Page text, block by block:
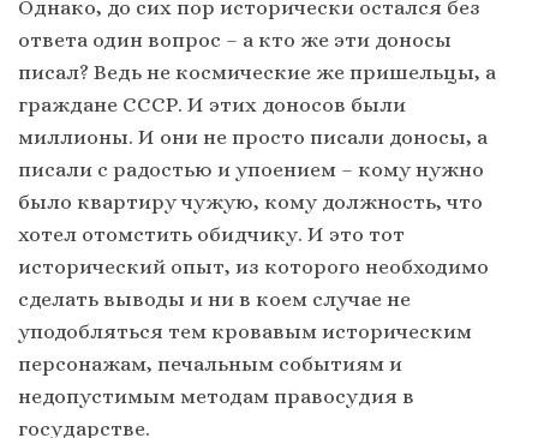
Однако, до сих пор исторически остался без
ответа один вопрос – а кто же эти доносы
писал? Ведь не космические же пришельцы, а
граждане СССР. И этих доносов были
миллионы. И они не просто писали доносы, а
писали с радостью и упоением – кому нужно
было квартиру чужую, кому должность, что
хотел отомстить обидчику. И это тот
исторический опыт, из которого необходимо
сделать выводы и ни в коем случае не
уподобляться тем кровавым историческим
персонажам, печальным событиям и
недопустимым методам правосудия в
государстве.